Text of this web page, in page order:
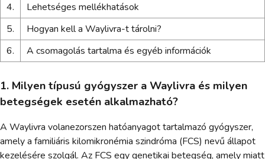
4.
Lehetséges mellékhatások
5.
Hogyan kell a Waylivra-t tárolni?
6.
A csomagolás tartalma és egyéb információk
1. Milyen típusú gyógyszer a Waylivra és milyen
betegségek esetén alkalmazható?
A Waylivra volanezorszen hatóanyagot tartalmazó gyógyszer,
amely a familiáris kilomikronémia szindróma (FCS) nevű állapot
kezelésére szolgál. Az FCS egy genetikai betegség, amely miatt